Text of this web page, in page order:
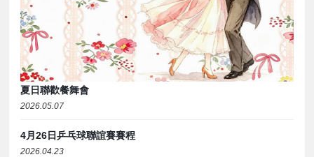
夏日聯歡餐舞會
2026.05.07
4月26日乒乓球聯誼賽賽程
2026.04.23